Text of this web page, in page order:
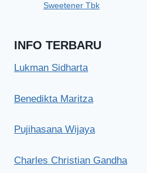
Sweetener Tbk
INFO TERBARU
Lukman Sidharta
Benedikta Maritza
Pujihasana Wijaya
Charles Christian Gandha